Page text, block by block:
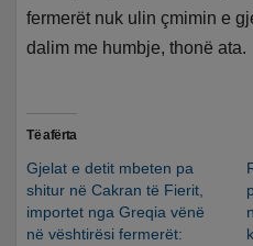
fermerët nuk ulin çmimin e
dalim me humbje, thonë ata.
Të afërta
Gjelat e detit mbeten pa
shitur në Cakran të Fierit,
importet nga Greqia vënë
në vështirësi fermerët: